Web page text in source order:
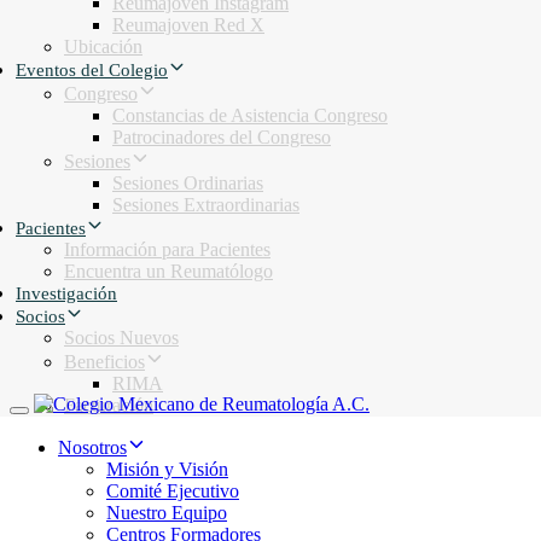
Reumajoven Red X
Ubicación
Eventos del Colegio
Congreso
Constancias de Asistencia Congreso
Patrocinadores del Congreso
Sesiones
Sesiones Ordinarias
Sesiones Extraordinarias
Pacientes
Información para Pacientes
Encuentra un Reumatólogo
Investigación
Socios
Socios Nuevos
Beneficios
RIMA
Facturación
Toggle navigation
Nosotros
Misión y Visión
Comité Ejecutivo
Nuestro Equipo
Centros Formadores